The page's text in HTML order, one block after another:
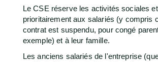
Le CSE réserve les activités sociales
prioritairement aux salariés (y compris
contrat est suspendu, pour congé
exemple) et à leur famille.
Les anciens salariés de l'entreprise